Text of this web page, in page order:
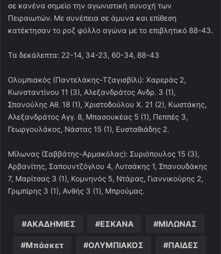
σε κανένα σημείο την αγωνιστική συνοχή των
Πειραιωτών. Με συνέπεια σε άμυνα και επίθεση
κατέκτησαν το ροζ φύλλο αγώνα με το επιβλητικό 88-43.
Τα δεκάλεπτα: 22-14, 34-23, 60-34, 88-43
Ολυμπιακός (Παντελάκης-Τζαγισβίλι): Χαρεράς 2,
Κωνσταντίνου 11 (3), Αλεξανδράτος Ανδρ. 3 (1),
Σπανούλης Αθ. 18 (1), Χριστοδούλου Χ. 21 (2), Κωστάκης,
Αλεξανδράτος Αγγ. 8, Μπασουκέας 5 (1), Πεππές 3,
Γεωργουλάκος, Νάστας 15 (1), Ευσταθιάδης 2.
Μίλωνας (Σαββάτης-Αρμακόλας): Συριόπουλος 15 (3),
Αρβανίτης, Σαπουντζόγλου 4, Λυτσάκης 1, Σπανουδάκης
7, Μαρίτσας 3 (1), Κομνηνός 5, Ντάρας, Γιαννικούρης 2,
Γριμπίρης 3 (1), Ανθής 3 (1), Μπρούμας.
ΑΚΑΔΗΜΙΕΣ ΕΣΚΑΝΑ ΜΙΛΩΝΑΣ
Μπάσκετ ΟΛΥΜΠΙΑΚΟΣ ΠΑΙΔΕΣ